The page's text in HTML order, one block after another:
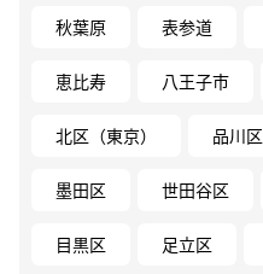
秋葉原 表参道
恵比寿 八王子市
北区（東京） 品川区
墨田区 世田谷区
目黒区 足立区